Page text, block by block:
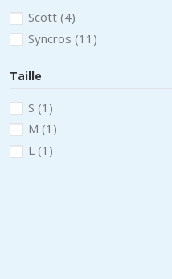
Scott (4)
Syncros (11)
Taille
S (1)
M (1)
L (1)